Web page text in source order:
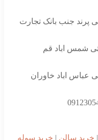
جنب بانک تجارت
شمس اباد قم
اباد خاوران
| خرید سالن | خرید سوله